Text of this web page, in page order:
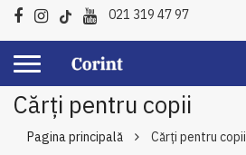
021 319 47 97
Cărți pentru copii
Pagina principală Cărți pentru copii